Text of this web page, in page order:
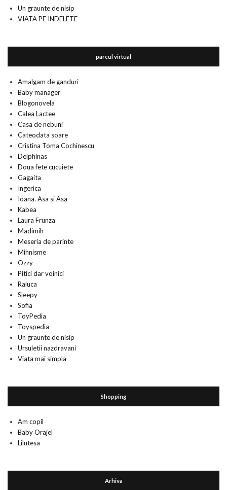
Un graunte de nisip
VIATA PE INDELETE
parcul virtual
Amalgam de ganduri
Baby manager
Blogonovela
Calea Lactee
Casa de nebuni
Cateodata soare
Cristina Toma Cochinescu
Delphinas
Doua fete cucuiete
Gagaita
Ingerica
Ioana. Asa si Asa
Kabea
Laura Frunza
Madimih
Meseria de parinte
Mihnisme
Ozzy
Pitici dar voinici
Raluca
Sleepy
Sofia
ToyPedia
Toyspedia
Un graunte de nisip
Ursuletii nazdravani
Viata mai simpla
Shopping
Am copil
Baby Orajel
Lilutesa
Arhiva